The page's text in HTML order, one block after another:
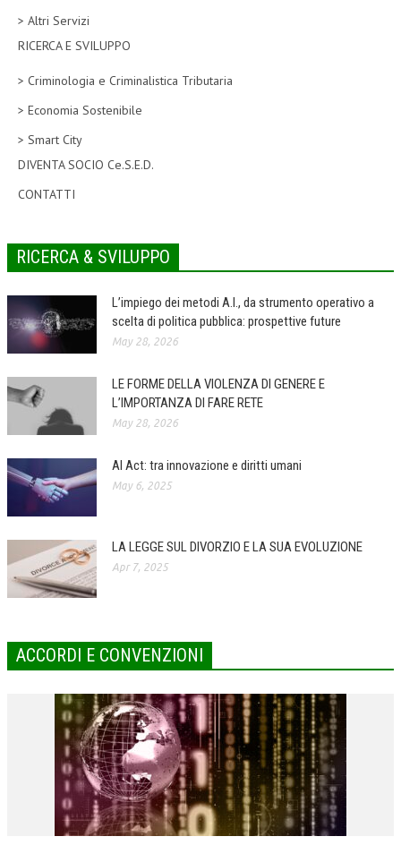
LA RIVISTA
COMITATO EDITORIALE
PEER REVIEW
CODICE ETICO
AUTORI
COLLABORA CON NOI
CORPORATE SOCIAL RESPONSIBILITY
INTERNAZIONALIZZAZIONE
HUMAN RESOURCES
MARKETING
RISK MANAGEMENT
SVILUPPO SOSTENIBILE
PERSONA E CITTÀ
L’UMANISTA
> Altri Servizi
RICERCA E SVILUPPO
> Criminologia e Criminalistica Tributaria
> Economia Sostenibile
> Smart City
DIVENTA SOCIO Ce.S.E.D.
CONTATTI
RICERCA & SVILUPPO
L’impiego dei metodi A.I., da strumento operativo a
scelta di politica pubblica: prospettive future
May 28, 2026
LE FORME DELLA VIOLENZA DI GENERE E
L’IMPORTANZA DI FARE RETE
May 28, 2026
AI Act: tra innovazione e diritti umani
May 6, 2025
LA LEGGE SUL DIVORZIO E LA SUA EVOLUZIONE
Apr 7, 2025
ACCORDI E CONVENZIONI